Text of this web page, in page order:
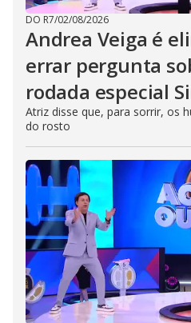
DO R7/02/08/2026
Andrea Veiga é
errar pergunta
rodada especial
Atriz disse que, para sorrir, os
do rosto